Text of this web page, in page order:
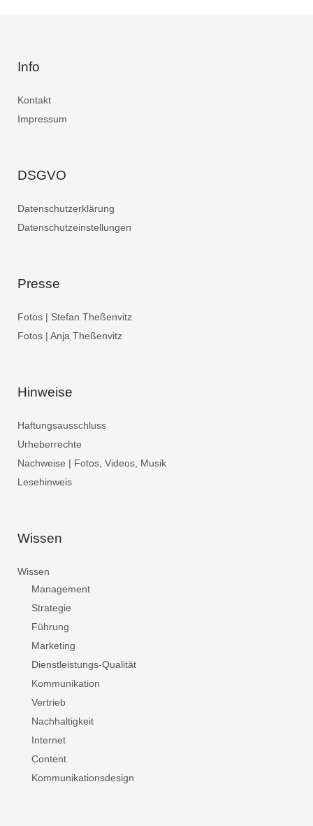
Info
Kontakt
Impressum
DSGVO
Datenschutzerklärung
Datenschutzeinstellungen
Presse
Fotos | Stefan Theßenvitz
Fotos | Anja Theßenvitz
Hinweise
Haftungsausschluss
Urheberrechte
Nachweise | Fotos, Videos, Musik
Lesehinweis
Wissen
Wissen
Management
Strategie
Führung
Marketing
Dienstleistungs-Qualität
Kommunikation
Vertrieb
Nachhaltigkeit
Internet
Content
Kommunikationsdesign